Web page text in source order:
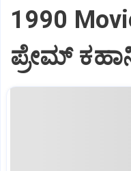
1990
ಪ್ರೇಮ್‌